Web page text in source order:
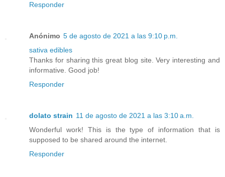
Responder
Anónimo 5 de agosto de 2021 a las 9:10 p.m.
sativa edibles
Thanks for sharing this great blog site. Very interesting and
informative. Good job!
Responder
dolato strain 11 de agosto de 2021 a las 3:10 a.m.
Wonderful work! This is the type of information that is
supposed to be shared around the internet.
Responder